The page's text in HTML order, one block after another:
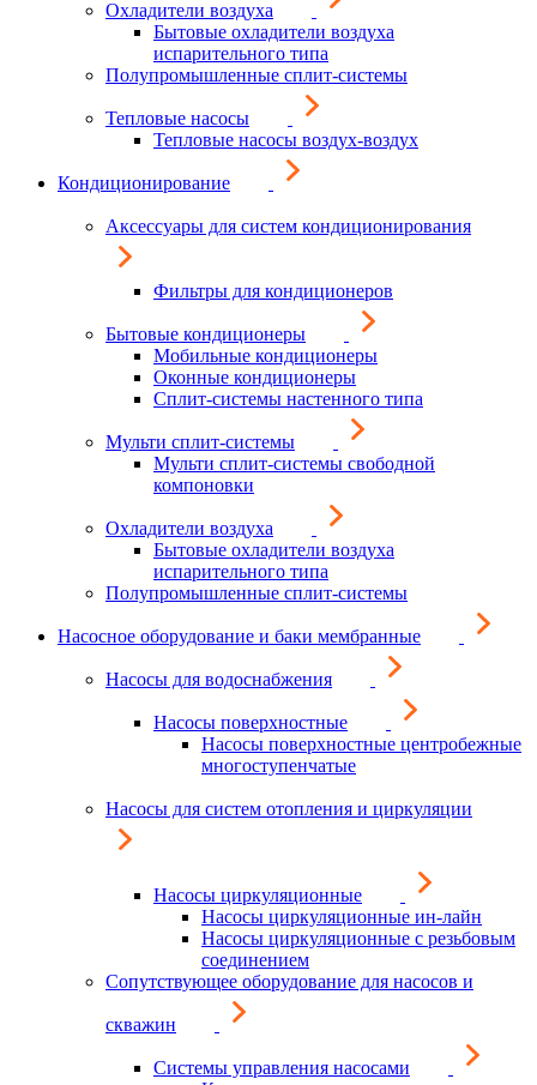
Охладители воздуха
Бытовые охладители воздуха
испарительного типа
Полупромышленные сплит-системы
Тепловые насосы
Тепловые насосы воздух-воздух
Кондиционирование
Аксессуары для систем кондиционирования
Фильтры для кондиционеров
Бытовые кондиционеры
Мобильные кондиционеры
Оконные кондиционеры
Сплит-системы настенного типа
Мульти сплит-системы
Мульти сплит-системы свободной
компоновки
Охладители воздуха
Бытовые охладители воздуха
испарительного типа
Полупромышленные сплит-системы
Насосное оборудование и баки мембранные
Насосы для водоснабжения
Насосы поверхностные
Насосы поверхностные центробежные
многоступенчатые
Насосы для систем отопления и циркуляции
Насосы циркуляционные
Насосы циркуляционные ин-лайн
Насосы циркуляционные с резьбовым
соединением
Сопутствующее оборудование для насосов и
скважин
Системы управления насосами